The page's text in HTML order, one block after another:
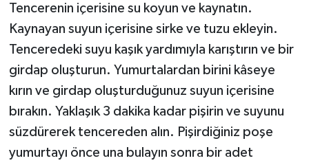
Tencerenin içerisine su koyun ve kaynatın.
Kaynayan suyun içerisine sirke ve tuzu ekleyin.
Tenceredeki suyu kaşık yardımıyla karıştırın ve bir
girdap oluşturun. Yumurtalardan birini kâseye
kırın ve girdap oluşturduğunuz suyun içerisine
bırakın. Yaklaşık 3 dakika kadar pişirin ve suyunu
süzdürerek tencereden alın. Pişirdiğiniz poşe
yumurtayı önce una bulayın sonra bir adet